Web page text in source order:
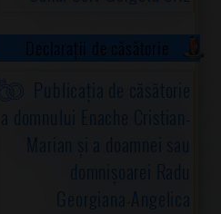
Declarații de căsătorie
Publicația de căsătorie
a domnului Enache Cristian-
Marian și a doamnei sau
domnișoarei Radu
Georgiana-Angelica